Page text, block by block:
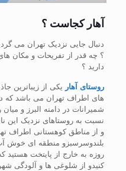
آهار کجاست ؟
دنبال جایی نزدیک تهران می
؟ چه قدر از تفریحات و مکان
دارید ؟
روستای آهار یکی از زیباترین
های اطراف تهران می باشد که
شمیرانات در دامنه البرز و
نسبت به روستاهای نزدیک این
و از مناطق کوهستانی اطراف
بلندوسرسبزو منطقه ای خوش
روزه به خارج از پایتخت هستید
کنیدو از شلوغی ها و آلودگی